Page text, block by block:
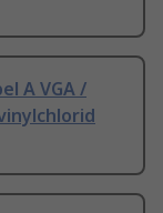
A VGA /